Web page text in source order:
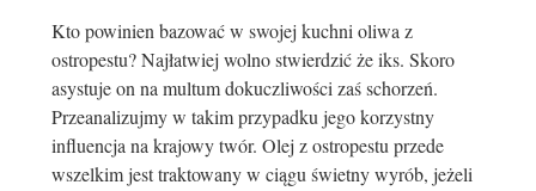
Kto powinien bazować w swojej kuchni oliwa z
ostropestu? Najłatwiej wolno stwierdzić że iks. Skoro
asystuje on na multum dokuczliwości zaś schorzeń.
Przeanalizujmy w takim przypadku jego korzystny
influencja na krajowy twór. Olej z ostropestu przede
wszelkim jest traktowany w ciągu świetny wyrób, jeżeli